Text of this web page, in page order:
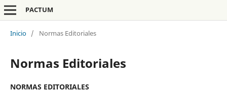
PACTUM
Inicio / Normas Editoriales
Normas Editoriales
NORMAS EDITORIALES